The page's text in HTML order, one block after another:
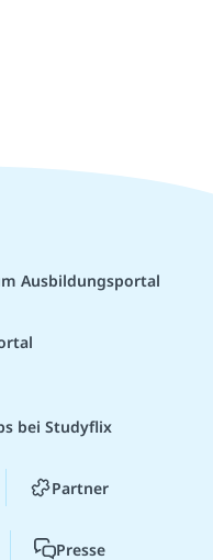
Ausbildungsportal
bei Studyflix
Partner
Presse